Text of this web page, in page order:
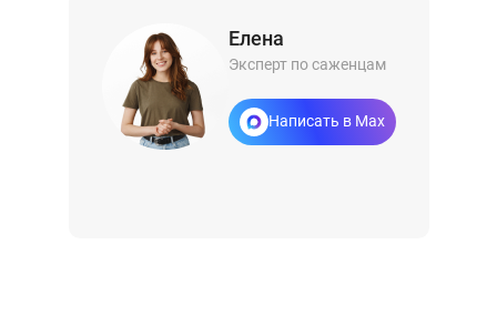
Елена
Эксперт по саженцам
Написать в Max